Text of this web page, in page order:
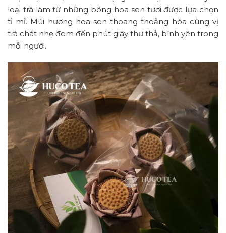
loại trà làm từ những bông hoa sen tươi được lựa chọn
tỉ mỉ. Mùi hương hoa sen thoang thoảng hòa cùng vị
trà chát nhẹ đem đến phút giây thư thả, bình yên trong
mỗi người.